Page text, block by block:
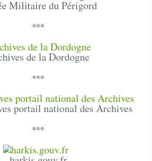
Militaire du Périgord
***
de la Dordogne
***
portail national des Archives
***